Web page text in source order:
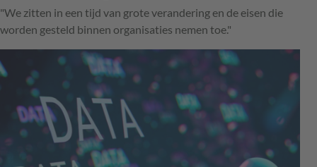
"We zitten in een tijd van grote verandering en de eisen die
worden gesteld binnen organisaties nemen toe."